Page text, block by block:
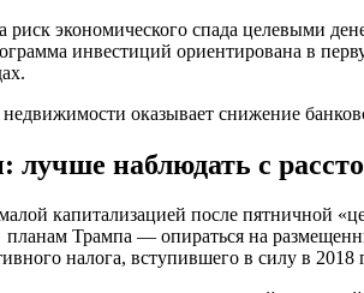
риск экономического спада
инвестиций ориентирована в
оказывает снижение
наблюдать с
капитализацией после пятничной
планам Трампа — опираться на
налога, вступившего в силу в 2018